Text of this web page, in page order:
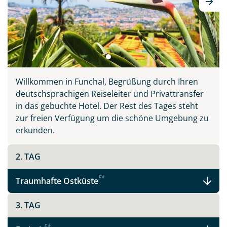
Teile diese Reise
Madeira - schönste Blume des Atlantiks
Facebook
Instagram
Wahlheimat auf 3 inkludierten Ausflügen, erklärt
Wissenswertes und führt Sie abseits der großen
Touristenströme hinein ins authentische Madeira.
Willkommen in Funchal, Begrüßung durch Ihren
deutschsprachigen Reiseleiter und Privattransfer
in das gebuchte Hotel. Der Rest des Tages steht
zur freien Verfügung um die schöne Umgebung zu
erkunden.
2. TAG
Traumhafte OstküsteF*
3. TAG